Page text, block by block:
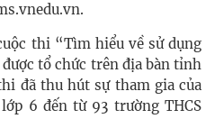
.
thi “Tìm hiểu về sử dụng
tổ chức trên địa bàn tỉnh
đã thu hút sự tham gia của
6 đến từ 93 trường THCS